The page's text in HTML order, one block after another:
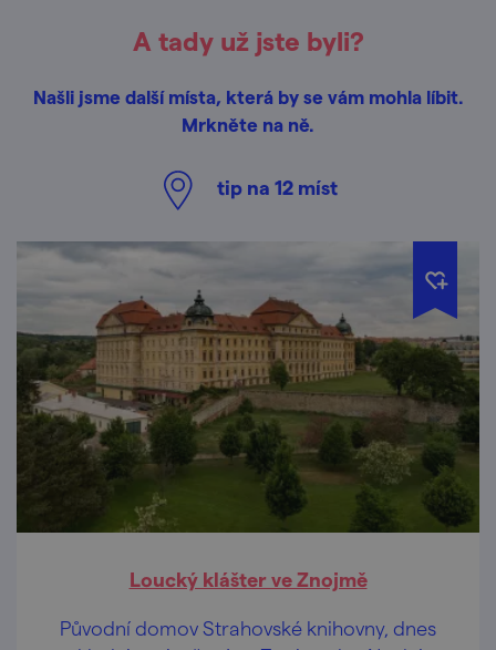
A tady už jste byli?
Našli jsme další místa, která by se vám mohla líbit.
Mrkněte na ně.
tip na 12 míst
Loucký klášter ve Znojmě
Původní domov Strahovské knihovny, dnes